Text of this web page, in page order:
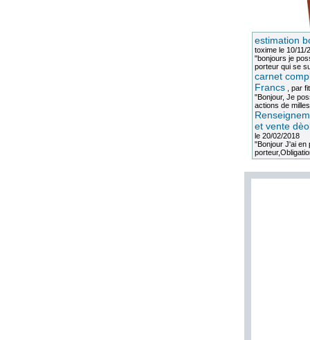
estimation
toximele 10/11/
"bonjours je
porteur qui se
carnet
Francs, par
"Bonjour, Je
actions de
et vente
le 20/02/2018
"Bonjour J'ai en